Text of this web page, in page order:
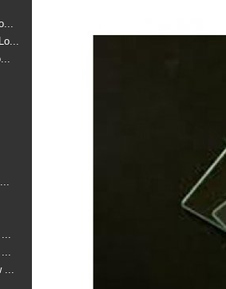
...